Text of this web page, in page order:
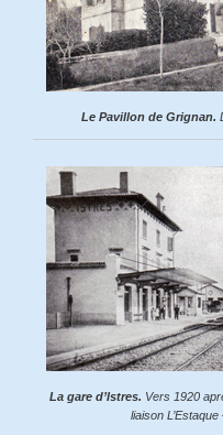
Le Pavillon de Grignan.
La gare d’Istres. Vers 1920
liaison L’Estaque